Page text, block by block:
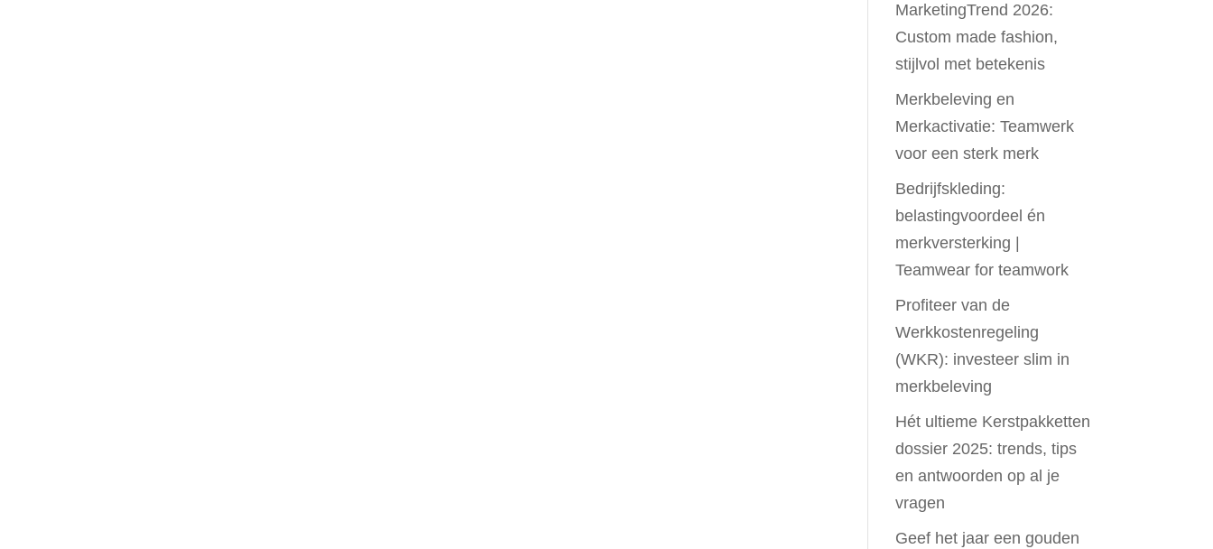
MarketingTrend 2026:
Custom made fashion,
stijlvol met betekenis
Merkbeleving en
Merkactivatie: Teamwerk
voor een sterk merk
Bedrijfskleding:
belastingvoordeel én
merkversterking |
Teamwear for teamwork
Profiteer van de
Werkkostenregeling
(WKR): investeer slim in
merkbeleving
Hét ultieme Kerstpakketten
dossier 2025: trends, tips
en antwoorden op al je
vragen
Geef het jaar een gouden